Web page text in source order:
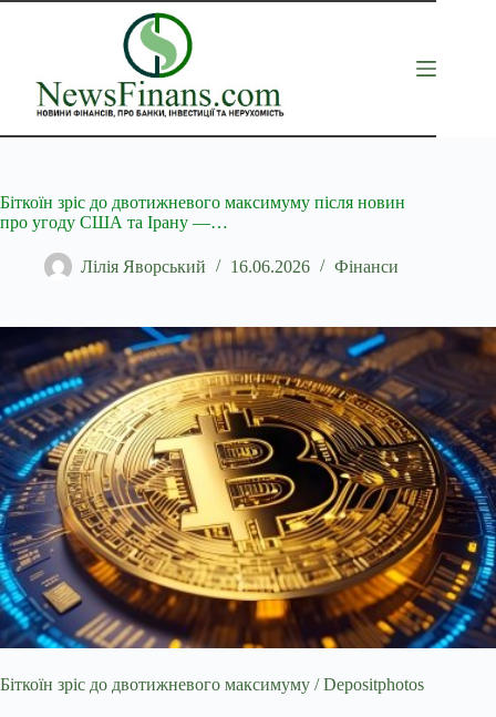
Перейти
Біткоїн зріс до двотижневого максимуму після новин
про угоду США та Ірану —…
Лілія Яворський 16.06.2026 Фінанси
Біткоїн зріс до двотижневого максимуму / Depositphotos